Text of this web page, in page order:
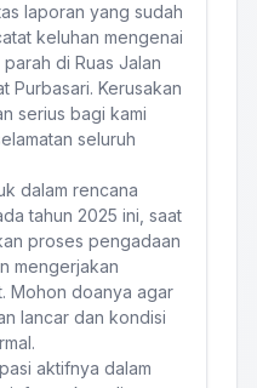
laporan yang sudah
keluhan mengenai
di Ruas Jalan
Purbasari. Kerusakan
serius bagi kami
seluruh
dalam rencana
tahun 2025 ini, saat
proses pengadaan
mengerjakan
Mohon doanya agar
lancar dan kondisi
aktifnya dalam